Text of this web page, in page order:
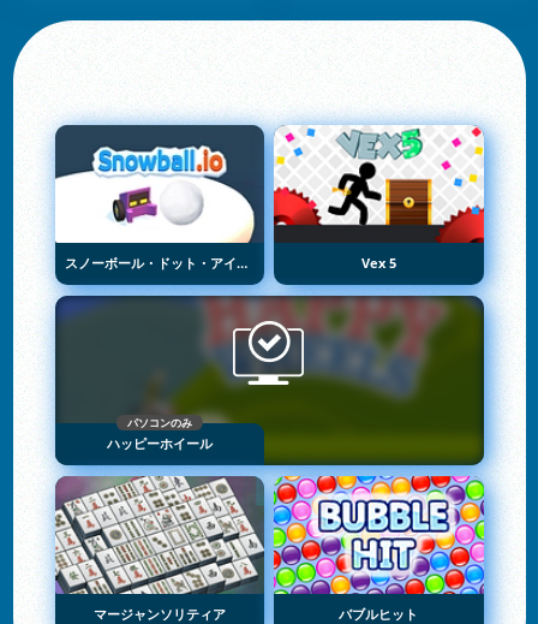
スノーボール・ドット・アイオー Vex 5
パソコンのみ
ハッピーホイール
マージャンソリティア バブルヒット